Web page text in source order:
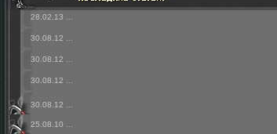
28.02.13
30.08.12
30.08.12
30.08.12
30.08.12
25.08.10